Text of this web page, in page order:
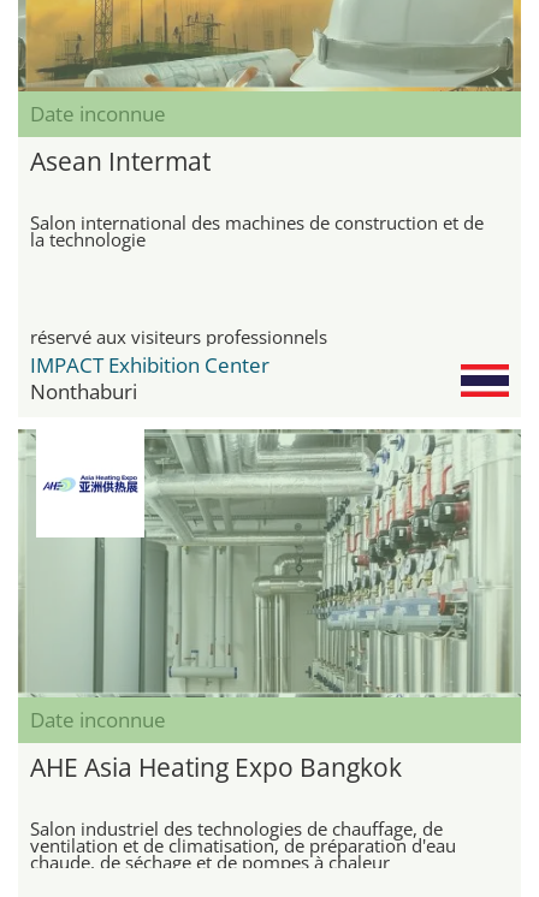
Date inconnue
Asean Intermat
Salon international des machines de construction et de
la technologie
réservé aux visiteurs professionnels
IMPACT Exhibition Center
Nonthaburi
Date inconnue
AHE Asia Heating Expo Bangkok
Salon industriel des technologies de chauffage, de
ventilation et de climatisation, de préparation d'eau
chaude, de séchage et de pompes à chaleur